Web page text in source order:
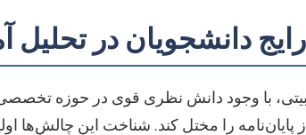
دانشجویان در تحلیل
با وجود دانش نظری قوی در حوزه
پایان‌نامه را مختل کند. شناخت این چالش‌ها